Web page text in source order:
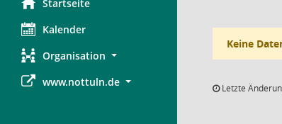
Startseite
Kalender
Organisation
www.nottuln.de
Keine
Letzte